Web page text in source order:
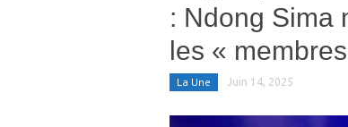
: Ndong Sima
les «
La Une Juin 14, 2025